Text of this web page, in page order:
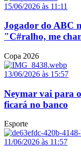
15/06/2026 às 11:11
Jogador do ABC
"C#ralho, me
Copa 2026
13/06/2026 às 15:57
Neymar vai para
ficará no banco
Esporte
11/06/2026 às 11:57